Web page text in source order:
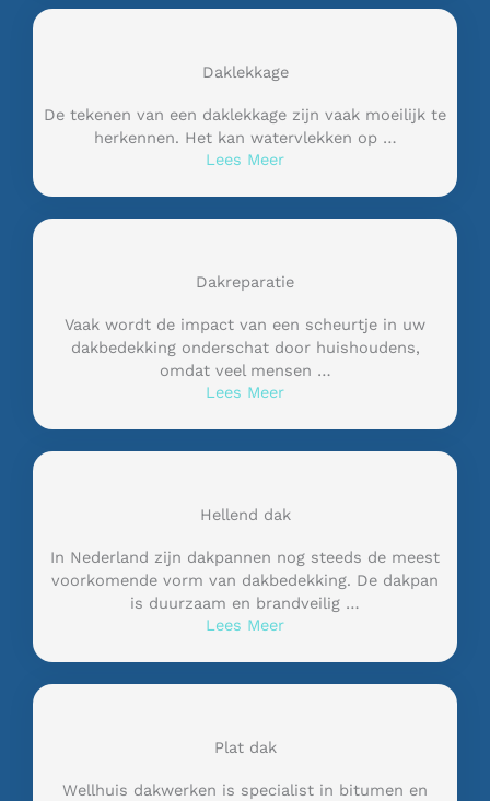
Daklekkage
De tekenen van een daklekkage zijn vaak moeilijk te
herkennen. Het kan watervlekken op …
Lees Meer
Dakreparatie
Vaak wordt de impact van een scheurtje in uw
dakbedekking onderschat door huishoudens,
omdat veel mensen …
Lees Meer
Hellend dak
In Nederland zijn dakpannen nog steeds de meest
voorkomende vorm van dakbedekking. De dakpan
is duurzaam en brandveilig …
Lees Meer
Plat dak
Wellhuis dakwerken is specialist in bitumen en